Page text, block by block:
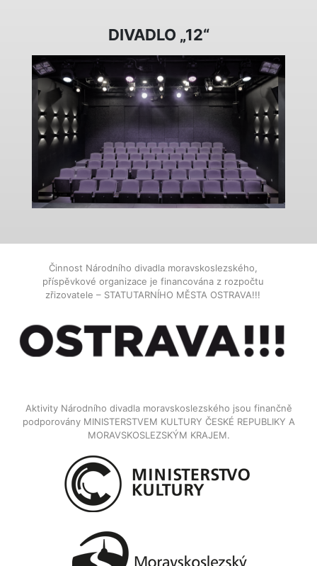
DIVADLO „12“
Činnost Národního divadla moravskoslezského,
příspěvkové organizace je financována z rozpočtu
zřizovatele – STATUTARNÍHO MĚSTA OSTRAVA!!!
Aktivity Národního divadla moravskoslezského jsou finančně
podporovány MINISTERSTVEM KULTURY ČESKÉ REPUBLIKY A
MORAVSKOSLEZSKÝM KRAJEM.